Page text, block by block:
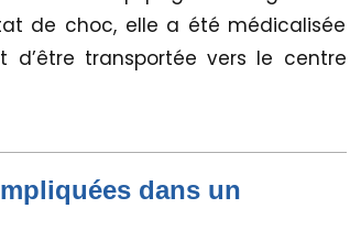
de choc, elle a été médicalisée
d’être transportée vers le centre
dans un